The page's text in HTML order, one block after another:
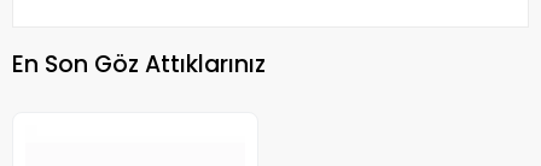
En Son Göz Attıklarınız